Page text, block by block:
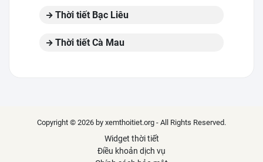
Thời tiết Bạc Liêu
Thời tiết Cà Mau
Copyright © 2026 by xemthoitiet.org - All Rights Reserved.
Widget thời tiết
Điều khoản dịch vụ